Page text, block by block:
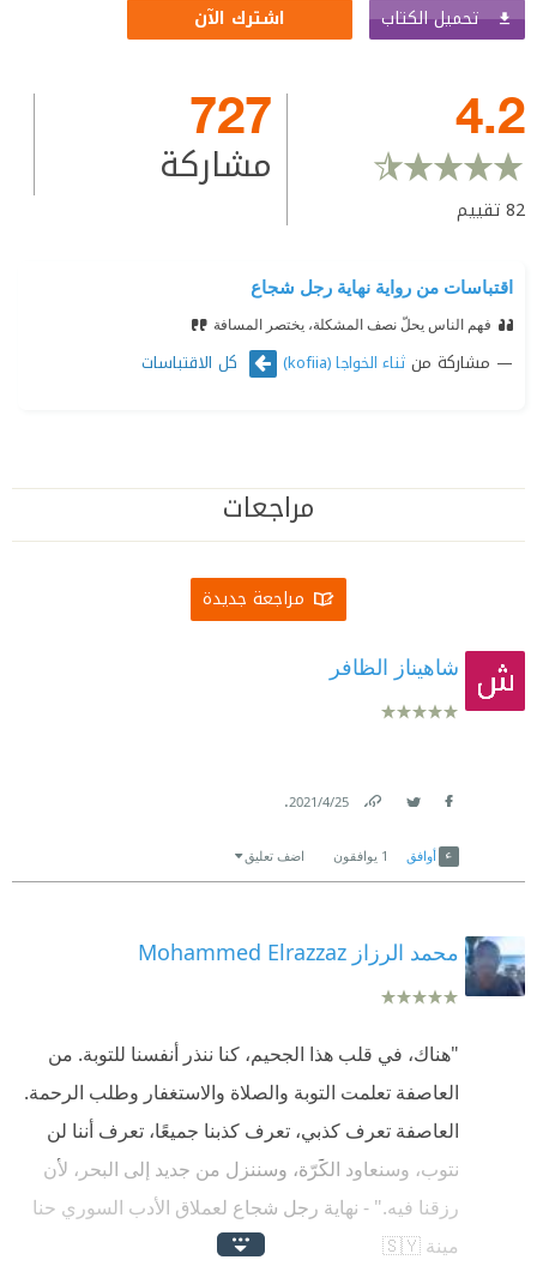
تحميل الكتاب اشترك الآن
4.2
82تقييم
727
مشاركة
اقتباسات من رواية نهاية رجل شجاع
فهم الناس يحلّ نصف المشكلة، يختصر المسافة
مشاركة من ثناء الخواجا (kofiia) كل الاقتباسات
مراجعات
مراجعة جديدة
شاهيناز الظافر
25‏/4‏/2021
.
أوافق 1 يوافقون اضف تعليق
محمد الرزاز Mohammed Elrazzaz
"هناك، في قلب هذا الجحيم، كنا ننذر أنفسنا للتوبة. من
العاصفة تعلمت التوبة والصلاة والاستغفار وطلب الرحمة.
العاصفة تعرف كذبي، تعرف كذبنا جميعًا، تعرف أننا لن
نتوب، وسنعاود الكَرّة، وسننزل من جديد إلى البحر، لأن
رزقنا فيه." - نهاية رجل شجاع لعملاق الأدب السوري حنا
مينة 🇸🇾